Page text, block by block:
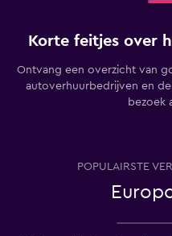
Korte feitjes over
Ontvang een overzicht van
autoverhuurbedrijven en
bezoek
POPULAIRSTE